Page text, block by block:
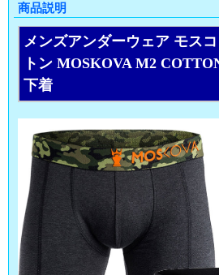
商品説明
メンズアンダーウェア モス
トン MOSKOVA M2
下着